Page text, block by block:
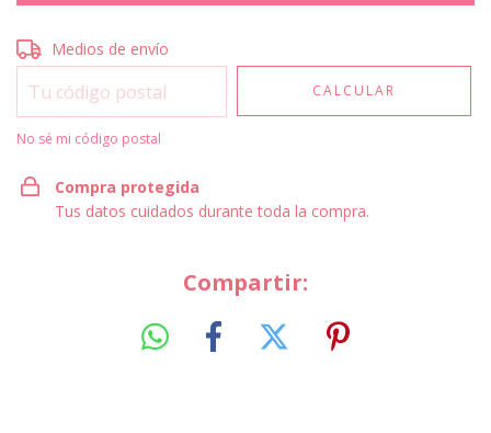
Entregas para el CP:
Medios de envío
CALCULAR
No sé mi código postal
Compra protegida
Tus datos cuidados durante toda la compra.
Compartir: